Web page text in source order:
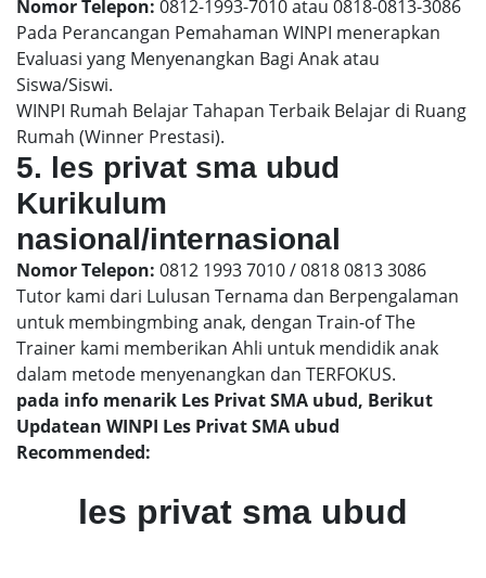
Nomor Telepon: 0812-1993-7010 atau 0818-0813-3086
Pada Perancangan Pemahaman WINPI menerapkan
Evaluasi yang Menyenangkan Bagi Anak atau
Siswa/Siswi.
WINPI Rumah Belajar Tahapan Terbaik Belajar di Ruang
Rumah (Winner Prestasi).
5. les privat sma ubud
Kurikulum
nasional/internasional
Nomor Telepon: 0812 1993 7010 / 0818 0813 3086
Tutor kami dari Lulusan Ternama dan Berpengalaman
untuk membingmbing anak, dengan Train-of The
Trainer kami memberikan Ahli untuk mendidik anak
dalam metode menyenangkan dan TERFOKUS.
pada info menarik Les Privat SMA ubud, Berikut
Updatean WINPI Les Privat SMA ubud
Recommended:
les privat sma ubud